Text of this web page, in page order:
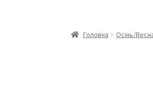
Головна Осінь/